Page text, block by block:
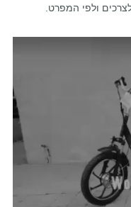
ולפי המפרט.